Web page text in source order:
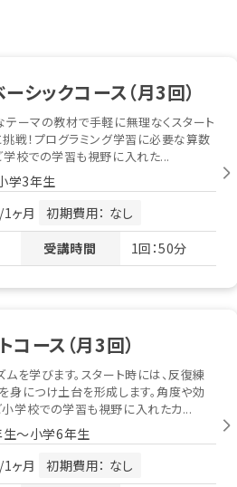
シックコース（月3回）
テーマの教材で手軽に無理なくスタート
戦！プログラミング学習に必要な算数
学校での学習も視野に入れた...
学3年生
/1ヶ月
初期費用： なし
受講時間 1回：50分
ース（月3回）
を学びます。スタート時には、反復練
身につけ土台を形成します。角度や効
学校での学習も視野に入れたカ...
生〜小学6年生
/1ヶ月
初期費用： なし